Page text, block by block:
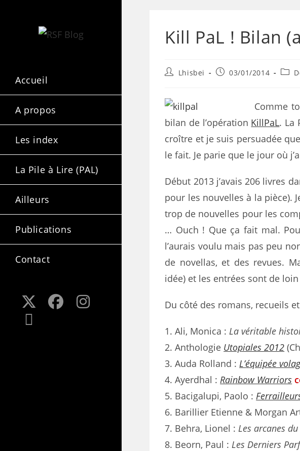
Accueil
A propos
Les index
La Pile à Lire (PAL)
Ailleurs
Publications
Contact
Kill PaL ! Bilan
Lhisbei 03/01/2014
Comme
bilan de l’opération KillPaL. La
croître et je suis persuadée
le fait. Je parie que le jour où
Début 2013 j’avais 206 livres
pour les nouvelles à la pièce).
trop de nouvelles pour les
… Ouch ! Que ça fait mal.
l’aurais voulu mais pas peu
de novellas, et des revues.
idée) et les entrées sont de
Du côté des romans, recueils
Ali, Monica :La véritable
Anthologie Utopiales 2012
Auda Rolland :L’équipée
Ayerdhal :Rainbow Warriors
Bacigalupi, Paolo :
Barillier Etienne & Morgan
Behra, Lionel :Les arcanes
Beorn, Paul :Les Derniers